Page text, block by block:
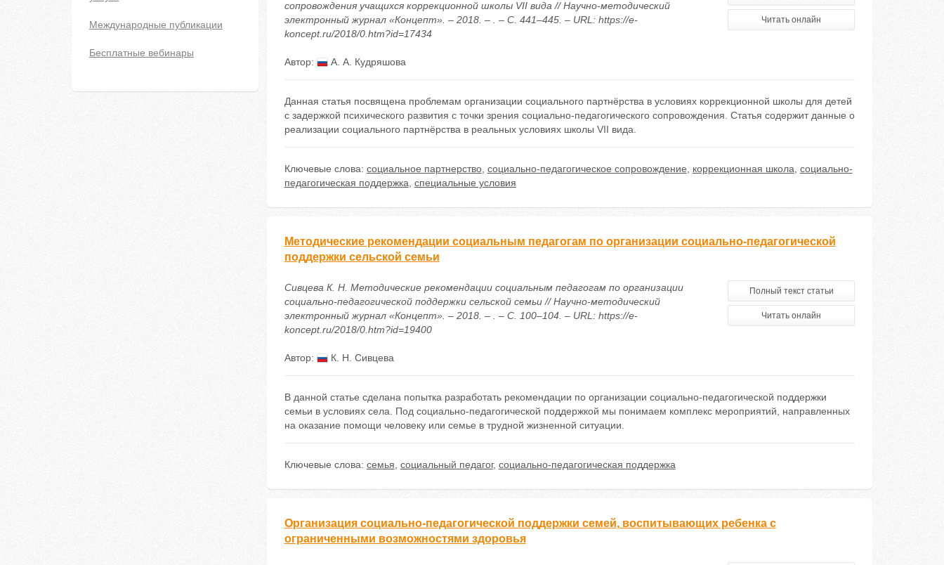
Международные публикации
Бесплатные вебинары
сопровождения учащихся коррекционной школы VII вида // Научно-методический
электронный журнал «Концепт». – 2018. – . – С. 441–445. – URL: https://e-
koncept.ru/2018/0.htm?id=17434
Читать онлайн
Автор: А. А. Кудряшова
Данная статья посвящена проблемам организации социального партнёрства в условиях коррекционной школы для детей
с задержкой психического развития с точки зрения социально-педагогического сопровождения. Статья содержит данные о
реализации социального партнёрства в реальных условиях школы VII вида.
Ключевые слова: социальное партнерство, социально-педагогическое сопровождение коррекционная школа социально-
педагогическая поддержка специальные условия
Методические рекомендации социальным педагогам по организации социально-педагогической
поддержки сельской семьи
Сивцева К. Н. Методические рекомендации социальным педагогам по организации
социально-педагогической поддержки сельской семьи // Научно-методический
электронный журнал «Концепт». – 2018. – . – С. 100–104. – URL: https://e-
koncept.ru/2018/0.htm?id=19400
Полный текст статьи
Читать онлайн
Автор: К. Н. Сивцева
В данной статье сделана попытка разработать рекомендации по организации социально-педагогической поддержки
семьи в условиях села. Под социально-педагогической поддержкой мы понимаем комплекс мероприятий, направленных
на оказание помощи человеку или семье в трудной жизненной ситуации.
Ключевые слова: семья социальный педагог, социально-педагогическая поддержка
Организация социально-педагогической поддержки семей, воспитывающих ребенка с
ограниченными возможностями здоровья